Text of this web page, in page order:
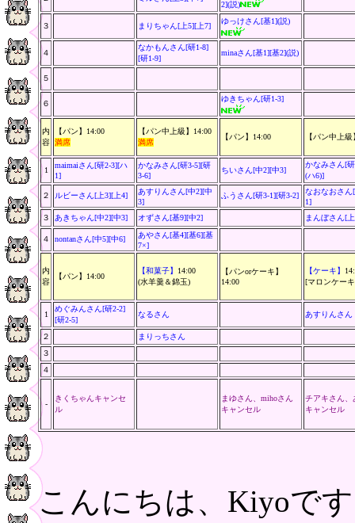
2](説)
３ まりちゃん[上5][上7]
ゆっけさん[基1](説)
４
なかもんさん[研1-8]
[研1-9]
minaさん[基1][基2](説)
５
６
ゆきちゃん[研1-3]
内
容
【パン】14:00
満席
【パン中上級】14:00
満席
【パン】14:00 【パン中上級
1
maimaiさん[研2-3][ハ
1]
かなみさん[研3-5][研
3-6]
ちいさん[中2][中3]
かなみさん[
(ハ6)]
２ ルビーさん[上3][上4]
あすりんさん[中2][中
3]
ふうさん[研3-1][研3-2]
なおなおさん
1]
３
あきちゃん[中2][中3] オずさん[基9][中2] まんぼさん[
４ nontanさん[中5][中6]
あやさん[基4][基6][基
7×]
内
容
【パン】14:00
【和菓子】 14:00
(水羊羹＆錦玉)
【パンorケーキ】
14:00
【ケーキ】
[マロンケー
1
めぐみんさん[研2-2]
[研2-5]
なるさん あすりんさん
２
まりっちさん
３
４
-
きくちゃんキャンセ
ル
まゆさん、mihoさん
キャンセル
チアキさん、
キャンセル
こんにちは、Kiyoで